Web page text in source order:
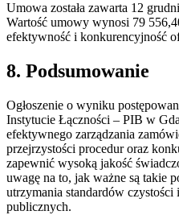
Umowa została zawarta 12
Wartość umowy wynosi 79
efektywność i konkurencyjność
8. Podsumowanie
Ogłoszenie o wyniku
Instytucie Łączności – PIB w
efektywnego zarządzania
przejrzystości procedur oraz
zapewnić wysoką jakość
uwagę na to, jak ważne są takie
utrzymania standardów
publicznych.